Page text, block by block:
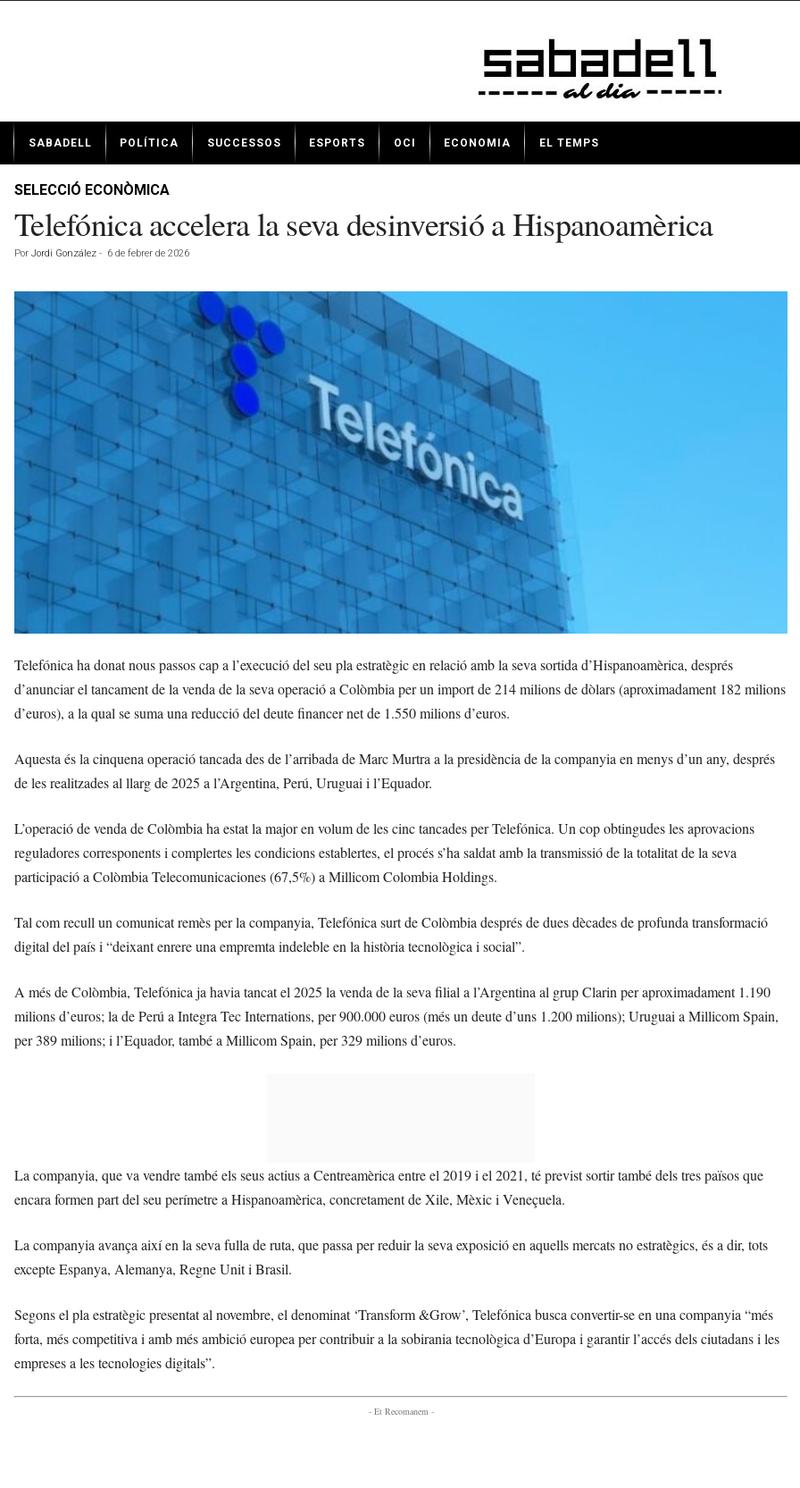
t
SABADELL POLÍTICA SUCCESSOS ESPORTS OCI ECONOMIA EL TEMPS
SELECCIÓ ECONÒMICA
Telefónica accelera la seva desinversió a Hispanoamèrica
Por Jordi González - 6 de febrer de 2026
Telefónica ha donat nous passos cap a l’execució del seu pla estratègic en relació amb la seva sortida d’Hispanoamèrica, després
d’anunciar el tancament de la venda de la seva operació a Colòmbia per un import de 214 milions de dòlars (aproximadament 182 milions
d’euros), a la qual se suma una reducció del deute financer net de 1.550 milions d’euros.
Aquesta és la cinquena operació tancada des de l’arribada de Marc Murtra a la presidència de la companyia en menys d’un any, després
de les realitzades al llarg de 2025 a l’Argentina, Perú, Uruguai i l’Equador.
L’operació de venda de Colòmbia ha estat la major en volum de les cinc tancades per Telefónica. Un cop obtingudes les aprovacions
reguladores corresponents i complertes les condicions establertes, el procés s’ha saldat amb la transmissió de la totalitat de la seva
participació a Colòmbia Telecomunicaciones (67,5%) a Millicom Colombia Holdings.
Tal com recull un comunicat remès per la companyia, Telefónica surt de Colòmbia després de dues dècades de profunda transformació
digital del país i “deixant enrere una empremta indeleble en la història tecnològica i social”.
A més de Colòmbia, Telefónica ja havia tancat el 2025 la venda de la seva filial a l’Argentina al grup Clarin per aproximadament 1.190
milions d’euros; la de Perú a Integra Tec Internations, per 900.000 euros (més un deute d’uns 1.200 milions); Uruguai a Millicom Spain,
per 389 milions; i l’Equador, també a Millicom Spain, per 329 milions d’euros.
La companyia, que va vendre també els seus actius a Centreamèrica entre el 2019 i el 2021, té previst sortir també dels tres països que
encara formen part del seu perímetre a Hispanoamèrica, concretament de Xile, Mèxic i Veneçuela.
La companyia avança així en la seva fulla de ruta, que passa per reduir la seva exposició en aquells mercats no estratègics, és a dir, tots
excepte Espanya, Alemanya, Regne Unit i Brasil.
Segons el pla estratègic presentat al novembre, el denominat ‘Transform &Grow’, Telefónica busca convertir-se en una companyia “més
forta, més competitiva i amb més ambició europea per contribuir a la sobirania tecnològica d’Europa i garantir l’accés dels ciutadans i les
empreses a les tecnologies digitals”.
- Et Recomanem -